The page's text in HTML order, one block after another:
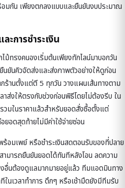
มกัน เพียงตกลงแบบและยืนยันงบประมาณ
การชำระเงิน
ม้ทรงคนองเริ่มต้นเพียงทักไลน์มาบอกวัน
นยันคิวจัดส่งและส่งภาพตัวอย่างให้ดูก่อน
ร้านตั้งแต่ตี 5 ทุกวัน วางแผนเส้นทางตาม
าส่งให้ตรงกับช่วงก่อนพิธีโดยไม่ต้องรีบ ใน
มในราคาแล้วสำหรับยอดสั่งซื้อตั้งแต่
ยอดสุดท้ายไม่มีค่าใช้จ่ายซ่อน
ร้อมเพย์ หรือชำระเงินสดตอนรับของที่ปลาย
ามารถยืนยันยอดได้ทันทีหลังโอน ลดความ
งอื่นต้องดูแลมากมายอยู่แล้ว ทีมแอดมินทาง
นเวลาทำการ ดึกๆ หรือเช้ามืดยังมีทีมรับ